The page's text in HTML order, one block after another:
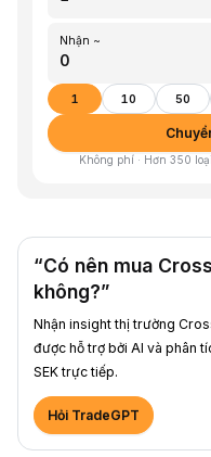
Nhận ~
1 10 50
Không phí · Hơn 350
“Có nên mua
không?”
Nhận insight thị trường
được hỗ trợ bởi AI và phân
SEK trực tiếp.
Hỏi TradeGPT